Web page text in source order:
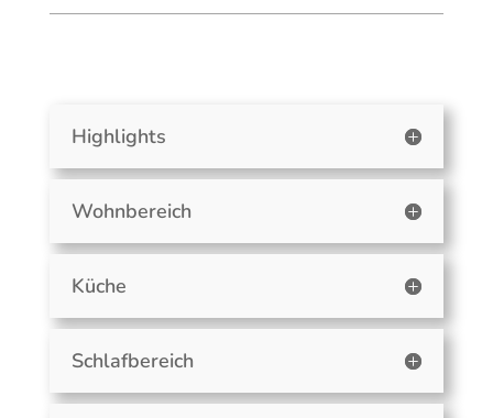
Highlights
Wohnbereich
Küche
Schlafbereich